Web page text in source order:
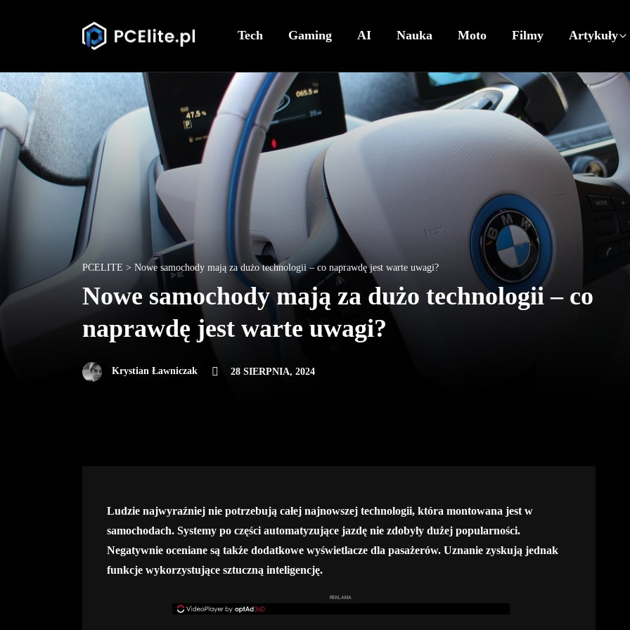
Tech Gaming AI Nauka Moto Filmy Artykuły
PCELITE > Nowe samochody mają za dużo technologii – co naprawdę jest warte uwagi?
Nowe samochody mają za dużo technologii – co
naprawdę jest warte uwagi?
Krystian Ławniczak 28 SIERPNIA, 2024
Ludzie najwyraźniej nie potrzebują całej najnowszej technologii, która montowana jest w
samochodach. Systemy po części automatyzujące jazdę nie zdobyły dużej popularności.
Negatywnie oceniane są także dodatkowe wyświetlacze dla pasażerów. Uznanie zyskują jednak
funkcje wykorzystujące sztuczną inteligencję.
REKLAMA